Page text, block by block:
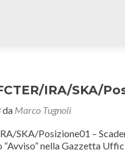
IRA/SKA/
da Marco Tugnoli
SKA/Posizione01 –
nella Gazzetta